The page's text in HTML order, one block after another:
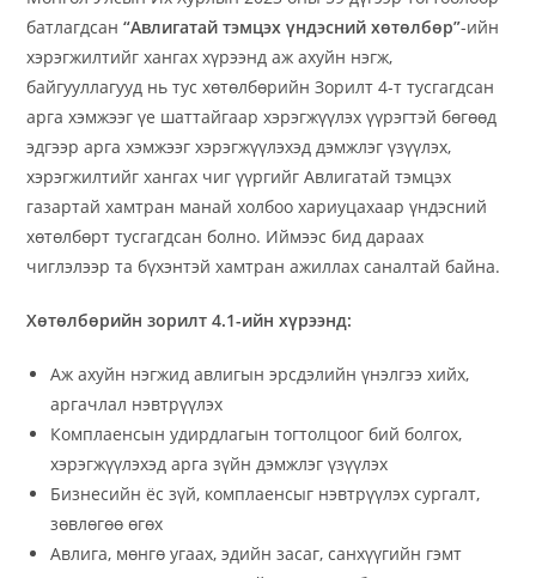
батлагдсан“Авлигатай тэмцэх үндэсний хөтөлбөр”-ийн
хэрэгжилтийг хангах хүрээнд аж ахуйн нэгж,
байгууллагууд нь тус хөтөлбөрийн Зорилт 4-т тусгагдсан
арга хэмжээг үе шаттайгаар хэрэгжүүлэх үүрэгтэй бөгөөд
эдгээр арга хэмжээг хэрэгжүүлэхэд дэмжлэг үзүүлэх,
хэрэгжилтийг хангах чиг үүргийг Авлигатай тэмцэх
газартай хамтран манай холбоо хариуцахаар үндэсний
хөтөлбөрт тусгагдсан болно. Иймээс бид дараах
чиглэлээр та бүхэнтэй хамтран ажиллах саналтай байна.
Хөтөлбөрийн зорилт 4.1-ийн хүрээнд:
Аж ахуйн нэгжид авлигын эрсдэлийн үнэлгээ хийх,
аргачлал нэвтрүүлэх
Комплаенсын удирдлагын тогтолцоог бий болгох,
хэрэгжүүлэхэд арга зүйн дэмжлэг үзүүлэх
Бизнесийн ёс зүй, комплаенсыг нэвтрүүлэх сургалт,
зөвлөгөө өгөх
Авлига, мөнгө угаах, эдийн засаг, санхүүгийн гэмт